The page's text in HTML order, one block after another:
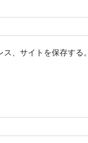
、サイトを保存する。